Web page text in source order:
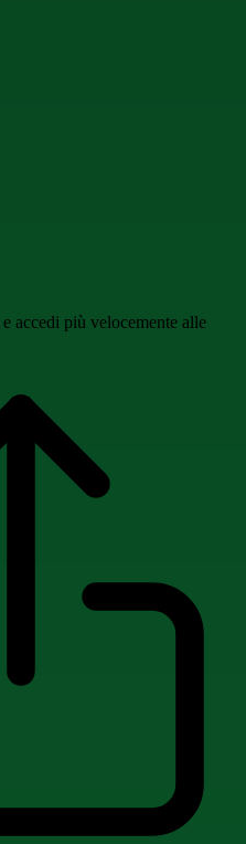
accedi più velocemente alle